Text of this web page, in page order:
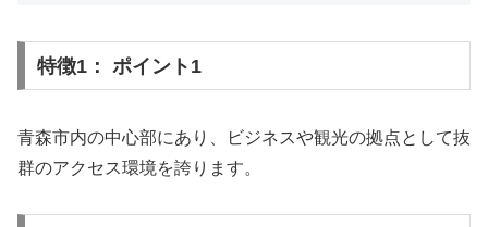
特徴1： ポイント1
青森市内の中心部にあり、ビジネスや観光の拠点として抜
群のアクセス環境を誇ります。